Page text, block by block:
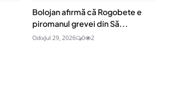
Bolojan afirmă că Rogobete e
piromanul grevei din Să...
OdixJul 29, 2026 0 2